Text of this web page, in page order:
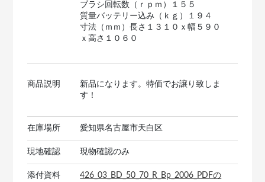
ブラシ回転数（ｒｐｍ）１５５
質量バッテリー込み（ｋｇ）１９４
寸法（ｍｍ）長さ１３１０ｘ幅５９０
ｘ高さ１０６０
商品説明
新品になります。特価でお譲り致しま
す！
在庫場所 愛知県名古屋市天白区
現地確認 現物確認のみ
添付資料
426_03_BD_50_70_R_Bp_2006_PDFの